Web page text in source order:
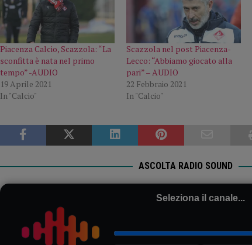
Piacenza Calcio, Scazzola: “La
sconfitta è nata nel primo
tempo” -AUDIO
19 Aprile 2021
In "Calcio"
Scazzola nel post Piacenza-
Lecco: “Abbiamo giocato alla
pari” – AUDIO
22 Febbraio 2021
In "Calcio"
ASCOLTA RADIO SOUND
Seleziona il canale...